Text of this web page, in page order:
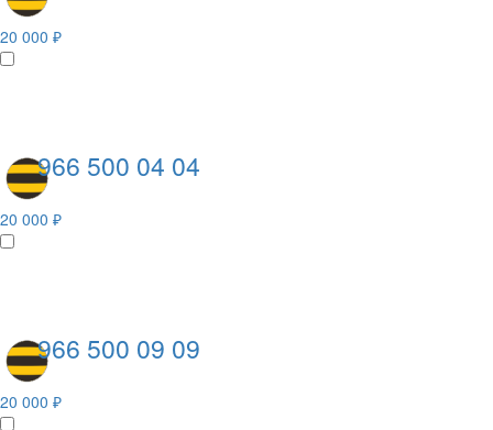
20 000 ₽
966 500 04 04
20 000 ₽
966 500 09 09
20 000 ₽